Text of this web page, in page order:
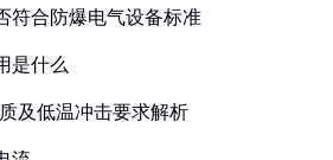
符合防爆电气设备标准
是什么
及低温冲击要求解析